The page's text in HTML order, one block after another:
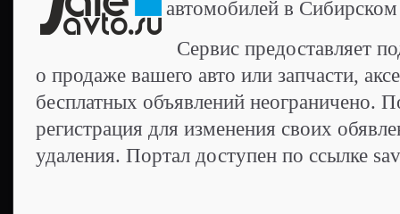
автомобилей в
Сервис предоставляет
о продаже вашего авто или запчасти,
бесплатных объявлений неограничено.
регистрация для изменения своих
удаления. Портал доступен по ссылке